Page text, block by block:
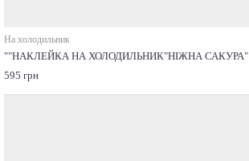
На холодильник
""НАКЛЕЙКА НА ХОЛОДИЛЬНИК"НІЖНА САКУРА"
595 грн